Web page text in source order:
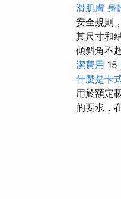
滑肌膚 身
安全規則
其尺寸和
傾斜角不
潔費用 15
什麼是卡
用於額定
的要求，